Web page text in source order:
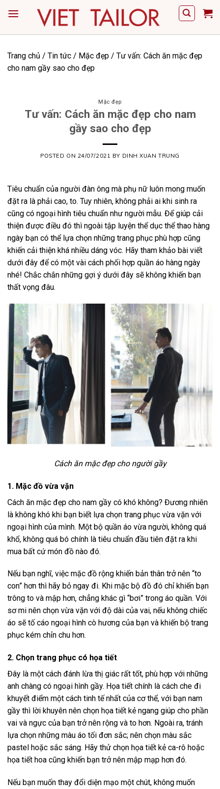
Trang chủ / Tin tức / Mặc đẹp / Tư vấn: Cách ăn mặc đẹp
cho nam gầy sao cho đẹp
Mặc đẹp
Tư vấn: Cách ăn mặc đẹp cho nam
gầy sao cho đẹp
POSTED ON 24/07/2021 BY DINH XUAN TRUNG
Tiêu chuẩn của người đàn ông mà phụ nữ luôn mong muốn
đặt ra là phải cao, to. Tuy nhiên, không phải ai khi sinh ra
cũng có ngoại hình tiêu chuẩn như người mẫu. Để giúp cải
thiện được điều đó thì ngoài tập luyện thể dục thể thao hàng
ngày bạn có thể lựa chọn những trang phục phù hợp cũng
khiến cải thiện khá nhiều dáng vóc. Hãy tham khảo bài viết
dưới đây để có một vài cách phối hợp quần áo hàng ngày
nhé! Chắc chắn những gợi ý dưới đây sẽ không khiến bạn
thất vọng đâu.
Cách ăn mặc đẹp cho người gầy
1. Mặc đồ vừa vặn
Cách ăn mặc đẹp cho nam gầy có khó không? Đương nhiên
là không khó khi bạn biết lựa chọn trang phục vừa vặn với
ngoại hình của mình. Một bộ quần áo vừa người, không quá
khổ, không quá bó chính là tiêu chuẩn đầu tiên đặt ra khi
mua bất cứ món đồ nào đó.
Nếu bạn nghĩ, việc mặc đồ rộng khiến bản thân trở nên “to
con” hơn thì hãy bỏ ngay đi. Khi mặc bộ đồ đó chỉ khiến bạn
trông to và mập hơn, chẳng khác gì “bơi” trong áo quần. Với
sơ mi nên chọn vừa vặn với độ dài của vai, nếu không chiếc
áo sẽ tố cáo ngoại hình cò hương của bạn và khiến bộ trang
phục kém chỉn chu hơn.
2. Chọn trang phục có họa tiết
Đây là một cách đánh lừa thị giác rất tốt, phù hợp với những
anh chàng có ngoại hình gầy. Họa tiết chính là cách che đi
khuyết điểm một cách tinh tế nhất của cơ thể, với bạn nam
gầy thì lời khuyên nên chọn họa tiết kẻ ngang giúp cho phần
vai và ngực của bạn trở nên rộng và to hơn. Ngoài ra, tránh
lựa chọn những màu áo tối đơn sắc; nên chọn màu sắc
pastel hoặc sắc sáng. Hãy thử chọn họa tiết kẻ ca-rô hoặc
họa tiết hoa cũng khiến bạn trở nên mập mạp hơn đó.
Nếu bạn muốn thay đổi diện mạo một chút, không muốn